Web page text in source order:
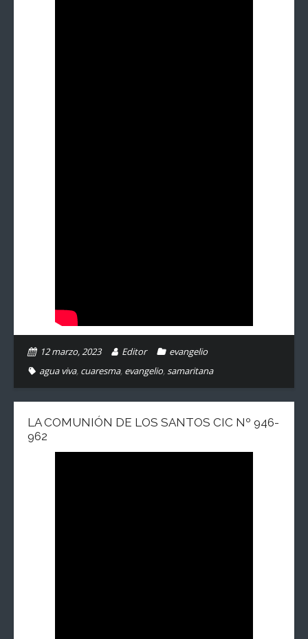
12 marzo, 2023 Editor
evangelio
agua viva, cuaresma, evangelio,samaritana
LA COMUNIÓN DE LOS SANTOS CIC Nº 946-
962